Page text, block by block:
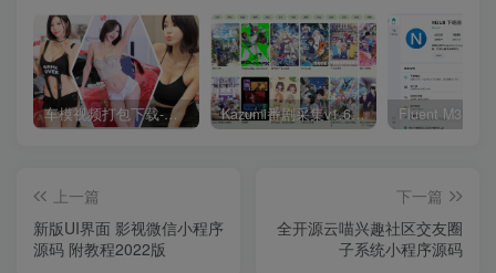
车模视频打包下载-高清无水印版 Kazumi番剧采集v1.6.9：支持自定义规则+在线观看+弹幕，跨平台下载
上一篇
新版UI界面 影视微信小程序
源码 附教程2022版
下一篇
全开源云喵兴趣社区交友圈
子系统小程序源码